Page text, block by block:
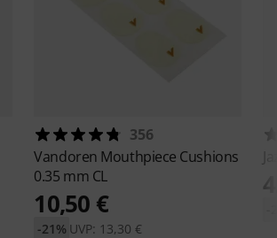
356
Vandoren Mouthpiece Cushions
0.35 mm CL
10,50 €
UVP: 13,30 €
-21%